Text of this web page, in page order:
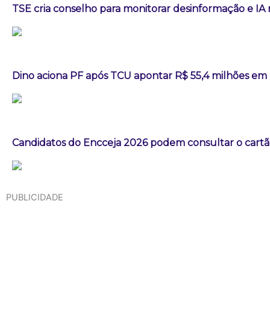
TSE cria conselho para monitorar desinformação e IA
Dino aciona PF após TCU apontar R$ 55,4 milhões
Candidatos do Encceja 2026 podem consultar o
PUBLICIDADE